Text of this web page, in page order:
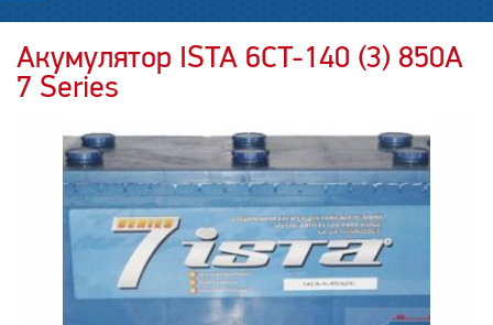
ДОСТАВКА
НОВОСТИ
СТАТЬИ
О НАС
КОНТАКТЫ
Акумулятор ISTA 6CT-140 (3) 850А
7 Series